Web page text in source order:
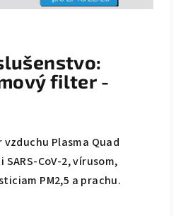
filter -
Plasma Quad
CoV-2, vírusom,
PM2,5 a prachu.